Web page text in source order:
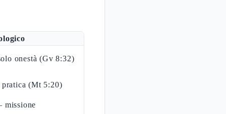
onestà (Gv 8:32)
(Mt 5:20)
missione